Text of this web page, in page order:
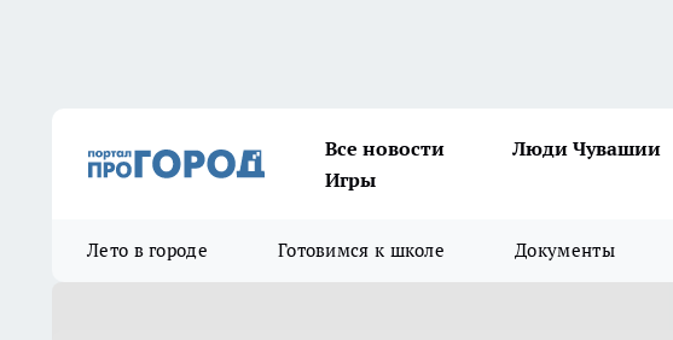
Все новости Люди Чувашии
Игры
Лето в городе Готовимся к школе Документы